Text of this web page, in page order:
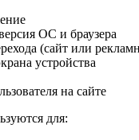
ОС и браузера
(сайт или
устройства
на сайте
для: